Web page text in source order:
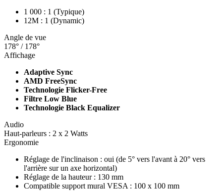
1 000 : 1 (Typique)
12M : 1 (Dynamic)
Angle de vue
178° / 178°
Affichage
Adaptive Sync
AMD FreeSync
Technologie Flicker-Free
Filtre Low Blue
Technologie Black Equalizer
Audio
Haut-parleurs : 2 x 2 Watts
Ergonomie
Réglage de l'inclinaison : oui (de 5° vers l'avant à 20° vers
l'arrière sur un axe horizontal)
Réglage de la hauteur : 130 mm
Compatible support mural VESA : 100 x 100 mm